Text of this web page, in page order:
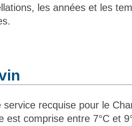
les années et les
recquise pour le
est comprise entre 7°C et